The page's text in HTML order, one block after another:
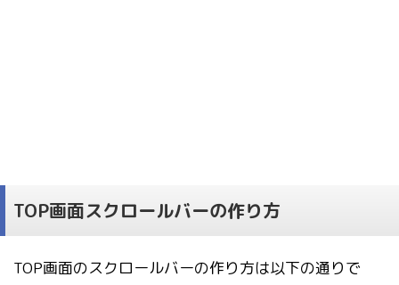
TOP画面スクロールバーの作り方
TOP画面のスクロールバーの作り方は以下の通りで